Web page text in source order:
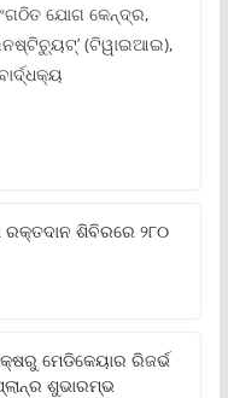
ଯୋଗ କେନ୍ଦ୍ର,
(ଟିୱାଇଆଇ),
ଶିବିରରେ ୨୮୦
ମେଡିକେୟାର ରିଜର୍ଭ
ଶୁଭାରମ୍ଭ